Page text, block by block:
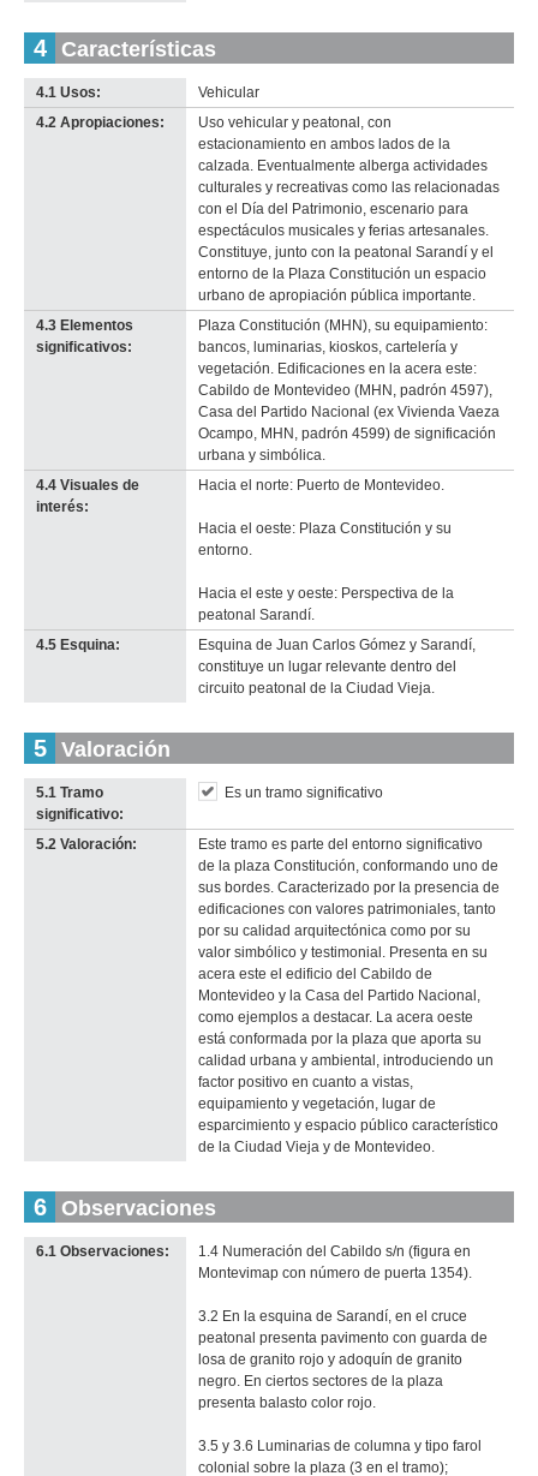
4 Características
4.1 Usos:
Vehicular
4.2 Apropiaciones:
Uso vehicular y peatonal, con
estacionamiento en ambos lados de la
calzada. Eventualmente alberga actividades
culturales y recreativas como las relacionadas
con el Día del Patrimonio, escenario para
espectáculos musicales y ferias artesanales.
Constituye, junto con la peatonal Sarandí y el
entorno de la Plaza Constitución un espacio
urbano de apropiación pública importante.
4.3 Elementos
significativos:
Plaza Constitución (MHN), su equipamiento:
bancos, luminarias, kioskos, cartelería y
vegetación. Edificaciones en la acera este:
Cabildo de Montevideo (MHN, padrón 4597),
Casa del Partido Nacional (ex Vivienda Vaeza
Ocampo, MHN, padrón 4599) de significación
urbana y simbólica.
4.4 Visuales de
interés:
Hacia el norte: Puerto de Montevideo.
Hacia el oeste: Plaza Constitución y su
entorno.
Hacia el este y oeste: Perspectiva de la
peatonal Sarandí.
4.5 Esquina:
Esquina de Juan Carlos Gómez y Sarandí,
constituye un lugar relevante dentro del
circuito peatonal de la Ciudad Vieja.
5 Valoración
5.1 Tramo
significativo:
Es un tramo significativo
5.2 Valoración:
Este tramo es parte del entorno significativo
de la plaza Constitución, conformando uno de
sus bordes. Caracterizado por la presencia de
edificaciones con valores patrimoniales, tanto
por su calidad arquitectónica como por su
valor simbólico y testimonial. Presenta en su
acera este el edificio del Cabildo de
Montevideo y la Casa del Partido Nacional,
como ejemplos a destacar. La acera oeste
está conformada por la plaza que aporta su
calidad urbana y ambiental, introduciendo un
factor positivo en cuanto a vistas,
equipamiento y vegetación, lugar de
esparcimiento y espacio público característico
de la Ciudad Vieja y de Montevideo.
6 Observaciones
6.1 Observaciones:
1.4 Numeración del Cabildo s/n (figura en
Montevimap con número de puerta 1354).
3.2 En la esquina de Sarandí, en el cruce
peatonal presenta pavimento con guarda de
losa de granito rojo y adoquín de granito
negro. En ciertos sectores de la plaza
presenta balasto color rojo.
3.5 y 3.6 Luminarias de columna y tipo farol
colonial sobre la plaza (3 en el tramo);